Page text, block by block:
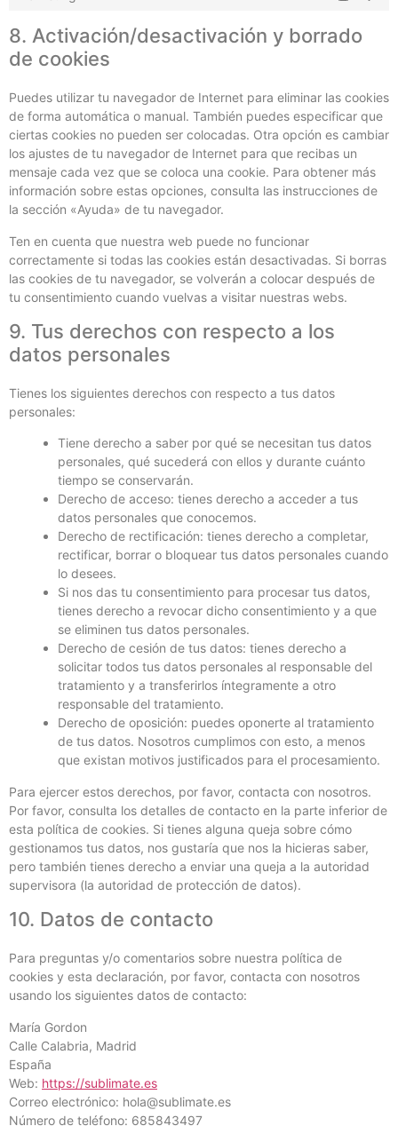
8. Activación/desactivación y borrado
de cookies
Puedes utilizar tu navegador de Internet para eliminar las cookies
de forma automática o manual. También puedes especificar que
ciertas cookies no pueden ser colocadas. Otra opción es cambiar
los ajustes de tu navegador de Internet para que recibas un
mensaje cada vez que se coloca una cookie. Para obtener más
información sobre estas opciones, consulta las instrucciones de
la sección «Ayuda» de tu navegador.
Ten en cuenta que nuestra web puede no funcionar
correctamente si todas las cookies están desactivadas. Si borras
las cookies de tu navegador, se volverán a colocar después de
tu consentimiento cuando vuelvas a visitar nuestras webs.
9. Tus derechos con respecto a los
datos personales
Tienes los siguientes derechos con respecto a tus datos
personales:
Tiene derecho a saber por qué se necesitan tus datos
personales, qué sucederá con ellos y durante cuánto
tiempo se conservarán.
Derecho de acceso: tienes derecho a acceder a tus
datos personales que conocemos.
Derecho de rectificación: tienes derecho a completar,
rectificar, borrar o bloquear tus datos personales cuando
lo desees.
Si nos das tu consentimiento para procesar tus datos,
tienes derecho a revocar dicho consentimiento y a que
se eliminen tus datos personales.
Derecho de cesión de tus datos: tienes derecho a
solicitar todos tus datos personales al responsable del
tratamiento y a transferirlos íntegramente a otro
responsable del tratamiento.
Derecho de oposición: puedes oponerte al tratamiento
de tus datos. Nosotros cumplimos con esto, a menos
que existan motivos justificados para el procesamiento.
Para ejercer estos derechos, por favor, contacta con nosotros.
Por favor, consulta los detalles de contacto en la parte inferior de
esta política de cookies. Si tienes alguna queja sobre cómo
gestionamos tus datos, nos gustaría que nos la hicieras saber,
pero también tienes derecho a enviar una queja a la autoridad
supervisora (la autoridad de protección de datos).
10. Datos de contacto
Para preguntas y/o comentarios sobre nuestra política de
cookies y esta declaración, por favor, contacta con nosotros
usando los siguientes datos de contacto:
María Gordon
Calle Calabria, Madrid
España
Web: https://sublimate.es
Correo electrónico: hola@sublimate.es
Número de teléfono: 685843497